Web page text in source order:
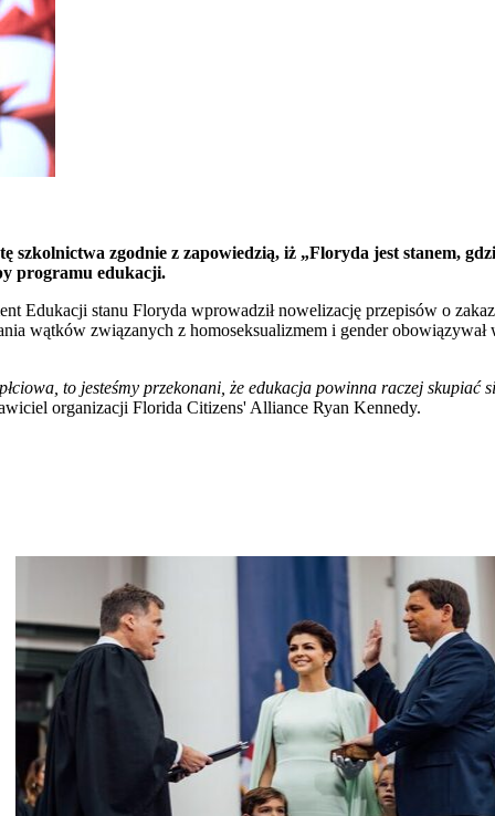
zgodnie z zapowiedzią, iż „Floryda jest stanem,
programu edukacji.
Edukacji stanu Floryda wprowadził nowelizację przepisów o
wątków związanych z homoseksualizmem i gender
to jesteśmy przekonani, że edukacja powinna raczej
organizacji Florida Citizens' Alliance Ryan Kennedy.